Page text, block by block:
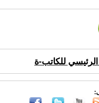
الرئيسي للكاتب-ة